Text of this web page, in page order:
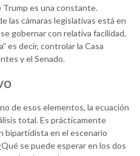
Trump es una constante.
las cámaras legislativas está en
gobernar con relativa facilidad,
es decir, controlar la Casa
y el Senado.
de esos elementos, la ecuación
total. Es prácticamente
bipartidista en el escenario
se puede esperar en los dos